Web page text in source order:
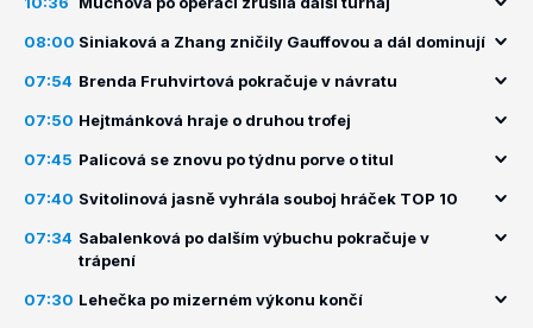
08:00 Siniaková a Zhang zničily Gauffovou a dál dominují
07:54 Brenda Fruhvirtová pokračuje v návratu
07:50 Hejtmánková hraje o druhou trofej
07:45 Palicová se znovu po týdnu porve o titul
07:40 Svitolinová jasně vyhrála souboj hráček TOP 10
07:34 Sabalenková po dalším výbuchu pokračuje v
trápení
07:30 Lehečka po mizerném výkonu končí